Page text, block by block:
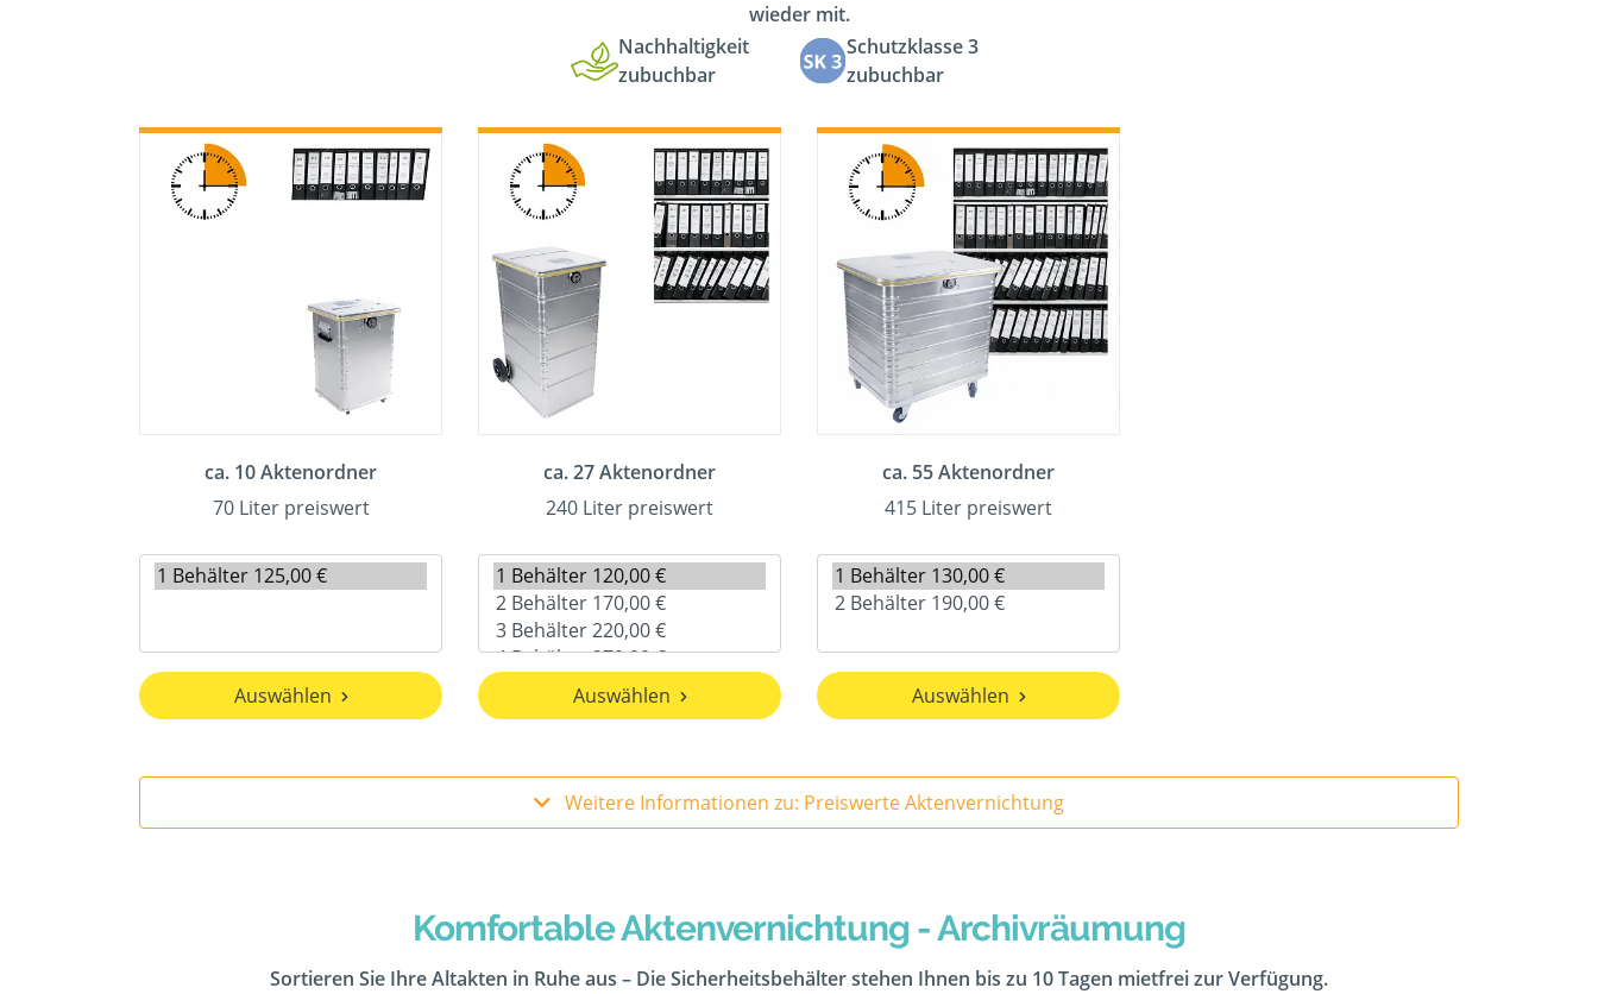
wieder mit.
Nachhaltigkeit
zubuchbar
Schutzklasse 3
zubuchbar
ca. 10 Aktenordner
70 Liter preiswert
Auswählen
ca. 27 Aktenordner
240 Liter preiswert
Auswählen
ca. 55 Aktenordner
415 Liter preiswert
Auswählen
Weitere Informationen zu: Preiswerte Aktenvernichtung
Komfortable Aktenvernichtung - Archivräumung
Sortieren Sie Ihre Altakten in Ruhe aus – Die Sicherheitsbehälter stehen Ihnen bis zu 10 Tagen mietfrei zur Verfügung.